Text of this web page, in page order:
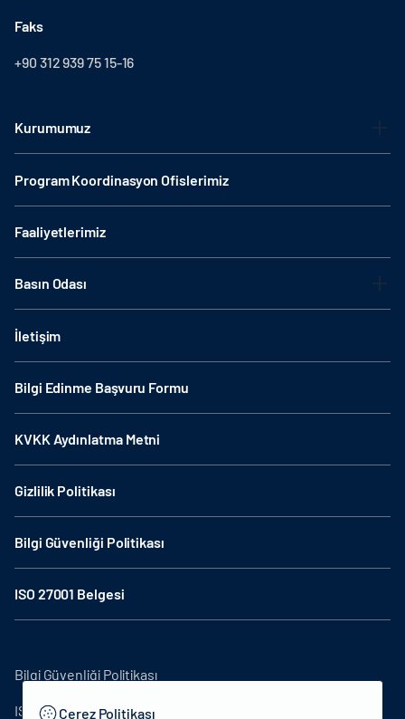
Faks
+90 312 939 75 15-16
Kurumumuz
Program Koordinasyon Ofislerimiz
Faaliyetlerimiz
Basın Odası
İletişim
Bilgi Edinme Başvuru Formu
KVKK Aydınlatma Metni
Gizlilik Politikası
Bilgi Güvenliği Politikası
ISO 27001 Belgesi
Bilgi Güvenliği Politikası
ISO27001Çerez Politikası